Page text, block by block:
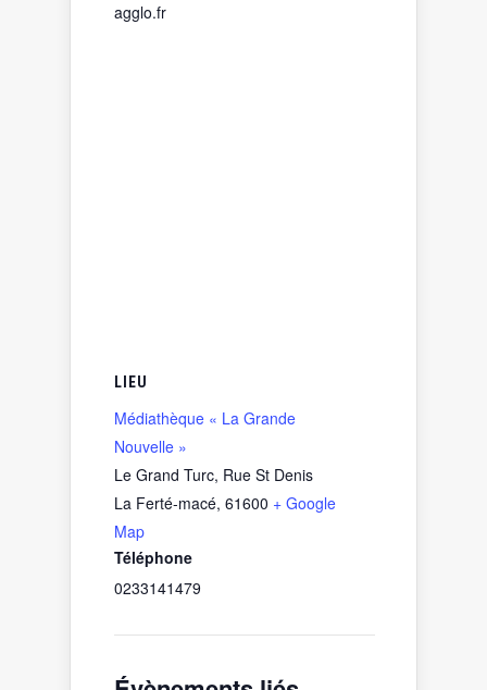
agglo.fr
LIEU
Médiathèque « La Grande
Nouvelle »
Le Grand Turc, Rue St Denis
La Ferté-macé, 61600 + Google
Map
Téléphone
0233141479